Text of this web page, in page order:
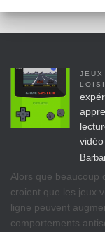
JEUX
vidéo
Alors que beaucoup
croient que les jeux
ligne peuvent
comportements